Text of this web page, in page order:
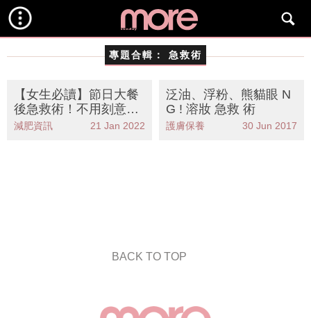
專題合輯： 急救術
【女生必讀】節日大餐
後急救術！不用刻意節
食 趕走胃腩
減肥資訊 21 Jan 2022
泛油、浮粉、熊貓眼 N
G ! 溶妝 急救 術
護膚保養 30 Jun 2017
BACK TO TOP